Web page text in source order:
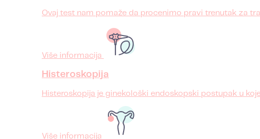
Ovaj test nam pomaže da procenimo pravi trenutak za
Više informacija
Histeroskopija
Histeroskopija je ginekološki endoskopski postupak u
Više informacija